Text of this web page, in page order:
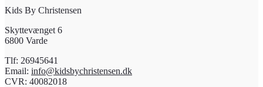
Kids By Christensen
Skyttevænget 6
6800 Varde
Tlf: 26945641
Email: info@kidsbychristensen.dk
CVR: 40082018